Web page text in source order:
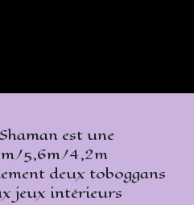
est une
5,6m/4,2m
deux toboggans
jeux intérieurs